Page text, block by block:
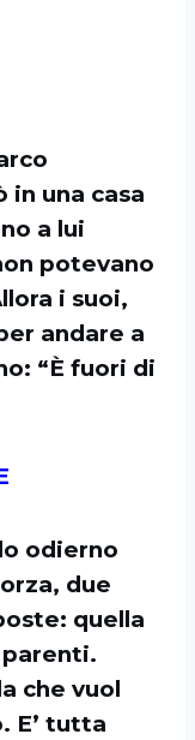
in una casa
a lui
potevano
i suoi,
andare a
“È fuori di
odierno
due
quella
che vuol
E’ tutta